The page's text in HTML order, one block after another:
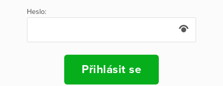
Heslo:
Přihlásit se